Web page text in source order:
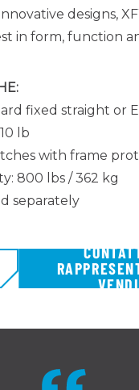
designs,
in form, function
fixed straight or
lb
with frame
800 lbs / 362 kg
separately